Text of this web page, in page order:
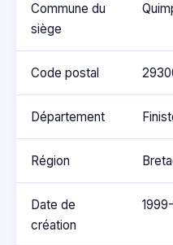
Commune du
siège
Code postal
Département
Région
Date de
création